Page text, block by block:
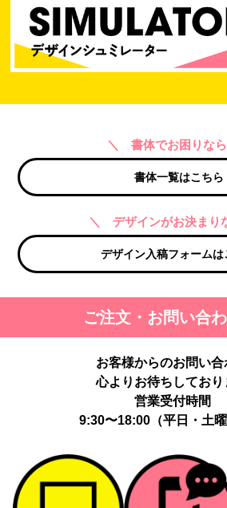
＼ 書体でお困りな
書体一覧はこちら
＼ デザインがお決ま
デザイン入稿フォームは
ご注文・お問い合
お客様からのお問い合
心よりお待ちしており
営業受付時間
9:30〜18:00（平日・土曜